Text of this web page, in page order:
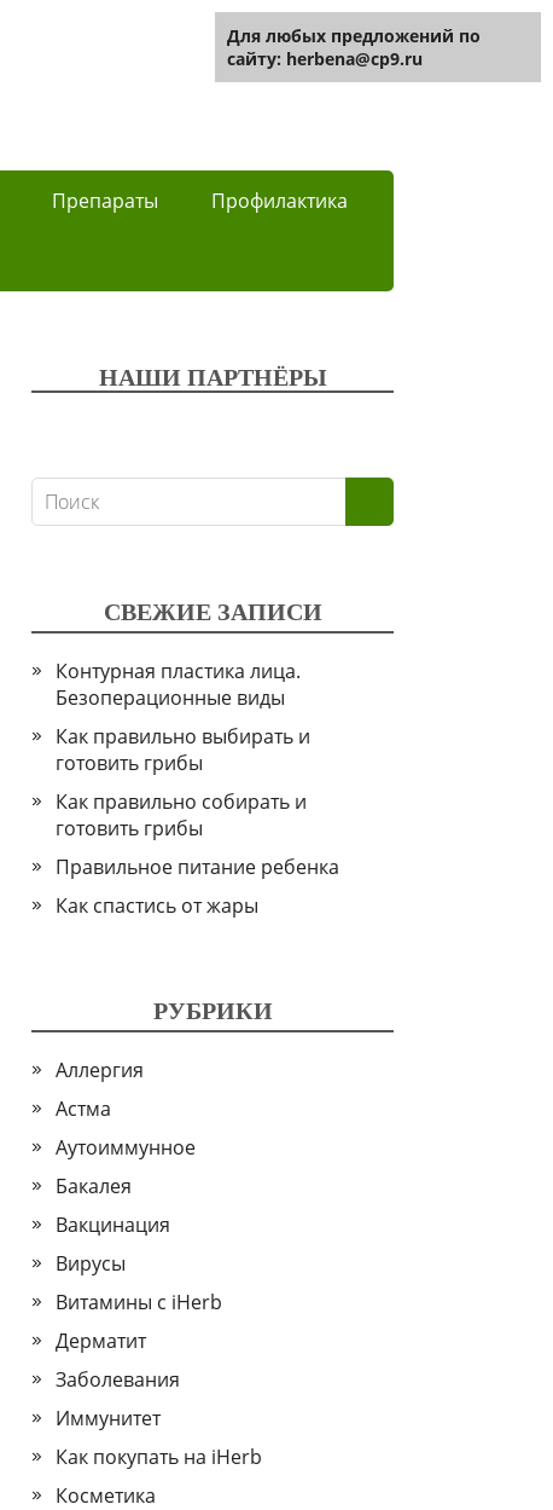
Препараты Профилактика
НАШИ ПАРТНЁРЫ
СВЕЖИЕ ЗАПИСИ
Контурная пластика лица.
Безоперационные виды
Как правильно выбирать и
готовить грибы
Как правильно собирать и
готовить грибы
Правильное питание ребенка
Как спастись от жары
РУБРИКИ
Аллергия
Астма
Аутоиммунное
Бакалея
Вакцинация
Вирусы
Витамины с iHerb
Дерматит
Заболевания
Иммунитет
Как покупать на iHerb
Косметика
Для любых предложений по
сайту: herbena@cp9.ru